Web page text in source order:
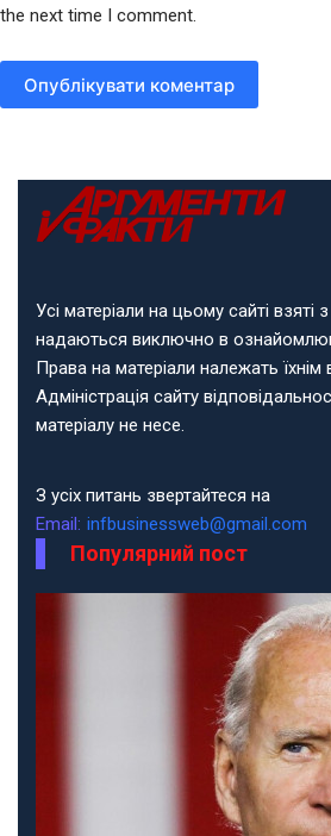
the next time I comment.
Опублікувати коментар
Усі матеріали на цьому сайті взяті
надаються виключно в
Права на матеріали належать їхнім
Адміністрація сайту
матеріалу не несе.
З усіх питань звертайтеся на
Email: infbusinessweb@gmail.com
Популярний пост